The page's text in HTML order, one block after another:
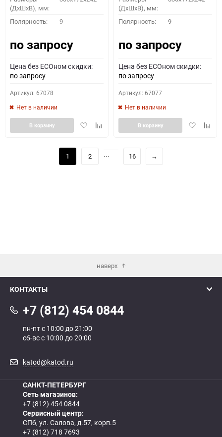
(ДхШхВ), мм:
Полярность: 9
по запросу
Цена без ECOном скидки:
по запросу
Артикул: 67078
Нет в наличии
ДобавитьДобавить
В корзину
(ДхШхВ), мм:
Полярность: 9
по запросу
Цена без ECOном скидки:
по запросу
Артикул: 67077
Нет в наличии
Добавить
В корзину
1 2 ... 16 →
наверх
КОНТАКТЫ
+7 (812) 454 0844
пн-пт с 10:00 до 21:00
сб-вс с 10:00 до 20:00
katod@katod.ru
САНКТ-ПЕТЕРБУРГ
Сеть магазинов:
+7 (812) 454 0844
Сервисный центр:
СПб, ул. Салова, д.57, корп.5
+7 (812) 718 7693